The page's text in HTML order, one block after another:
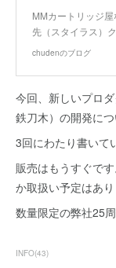
MMカートリッジ
先（スタイラス）
chudenのブログ
今回、新しいプロ
鉄刀木）の開発につ
3回にわたり書いて
販売はもうすぐで
か取扱い予定はあり
数量限定の弊社25
INFO(43)